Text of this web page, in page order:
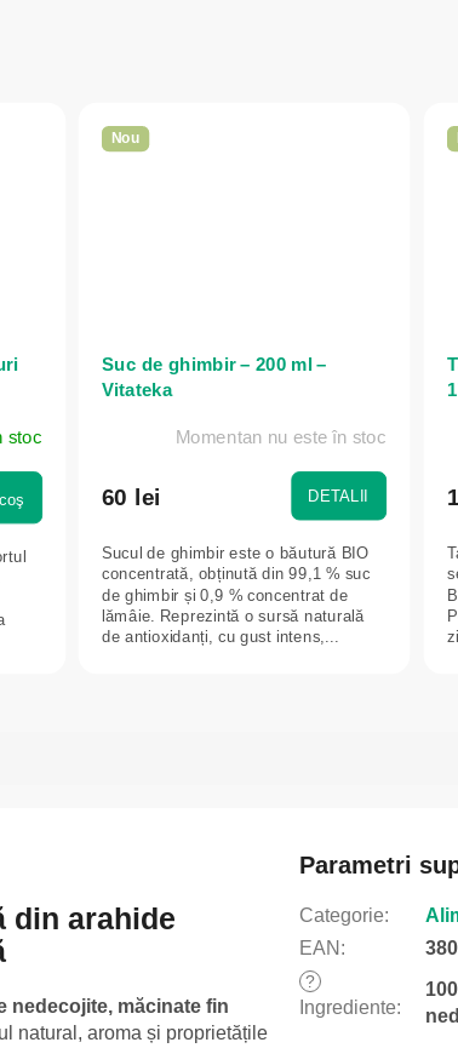
stoc
Nou
Suc de ghimbir – 200 ml –
Vitateka
Momentan nu este în stoc
60 lei DETALII
Sucul de ghimbir este o băutură BIO
concentrată, obținută din 99,1 % suc
de ghimbir și 0,9 % concentrat de
lămâie. Reprezintă o sursă naturală
de antioxidanți, cu gust intens,...
din arahide
nedecojite, măcinate fin
natural, aroma și proprietățile
Parametri
Categorie:
EAN :
?
Ingrediente: